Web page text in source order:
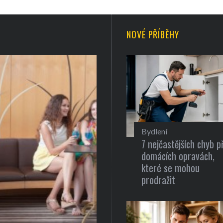
NOVÉ PŘÍBĚHY
Bydlení
7 nejčastějších chyb
domácích opravách,
které se mohou
prodražit